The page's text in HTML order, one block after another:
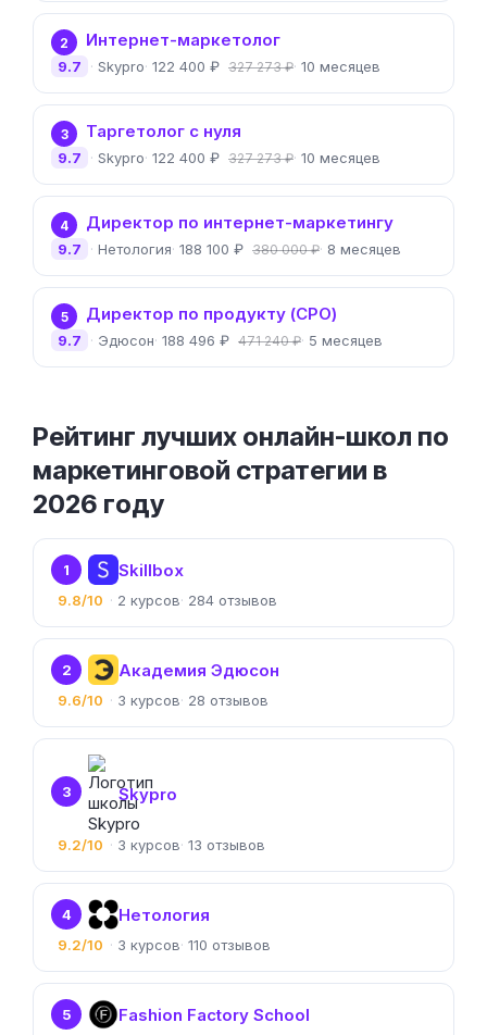
2 Интернет-маркетолог
Skypro 122 400 ₽ 327 273 ₽ 10 месяцев
9.7
3 Таргетолог с нуля
Skypro 122 400 ₽ 327 273 ₽ 10 месяцев
9.7
4 Директор по интернет-маркетингу
Нетология 188 100 ₽ 380 000 ₽ 8 месяцев
9.7
5 Директор по продукту (CPO)
Эдюсон 188 496 ₽ 471 240 ₽ 5 месяцев
9.7
Рейтинг лучших онлайн-школ по
маркетинговой стратегии в
2026 году
1 Skillbox
9.8/10 2 284
2 Академия Эдюсон
9.6/10 3 28
3 Skypro
9.2/10 3 13
4 Нетология
9.2/10 3 110
5 Fashion Factory School